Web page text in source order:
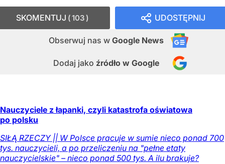
UDOSTĘPNIJ
Obserwuj nas w Google News
Dodaj jako źródło w Google
SKOMENTUJ 103
Nauczyciele z łapanki, czyli katastrofa oświatowa
po polsku
SIŁĄ RZECZY || W Polsce pracuje w sumie nieco ponad 700
tys. nauczycieli, a po przeliczeniu na "pełne etaty
nauczycielskie" – nieco ponad 500 tys. A ilu brakuje?